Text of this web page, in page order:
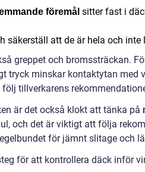
föremål sitter fast i
säkerställ att de är hela och inte
greppet och bromssträckan.
tryck minskar kontaktytan med
tillverkarens
är det också klokt att tänka på
och det är viktigt att följa
för jämnt slitage och
för att kontrollera däck inför